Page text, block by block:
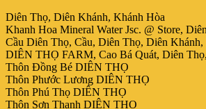
Diên Thọ, Diên Khánh, Khánh Hòa
Khanh Hoa Mineral Water Jsc. @ Store,
Cầu Diên Thọ, Cầu, Diên Thọ, Diên Khánh,
DIÊN THỌ FARM, Cao Bá Quát, Diên
Thôn Đồng Bé DIÊN THỌ
Thôn Phước Lương DIÊN THỌ
Thôn Phú Thọ DIÊN THỌ
Thôn Sơn Thạnh DIÊN THỌ